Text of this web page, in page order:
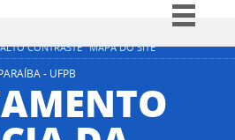
ALTO CONTRASTE MAPA DO SITE
Simplifique!
Participe
Acesso à informação
- UFPB